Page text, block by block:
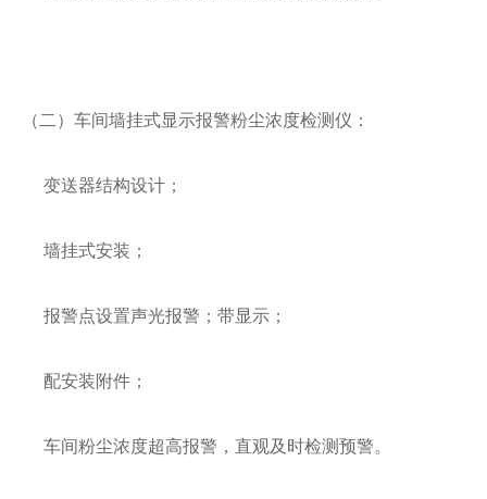
（二）车间墙挂式显示报警粉尘浓度检测仪：
变送器结构设计；
墙挂式安装；
报警点设置声光报警；带显示；
配安装附件；
车间粉尘浓度超高报警，直观及时检测预警。